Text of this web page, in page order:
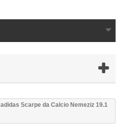
adidas Scarpe da Calcio Nemeziz 19.1